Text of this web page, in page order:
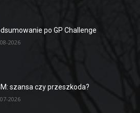
po GP Challenge
2026
szansa czy przeszkoda?
2026